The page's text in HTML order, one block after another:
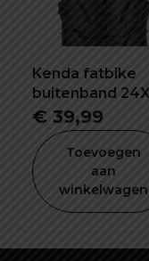
Kenda fatbike
buitenband
inch K1188
€ 39,99
Toevoegen
aan
winkelwagen